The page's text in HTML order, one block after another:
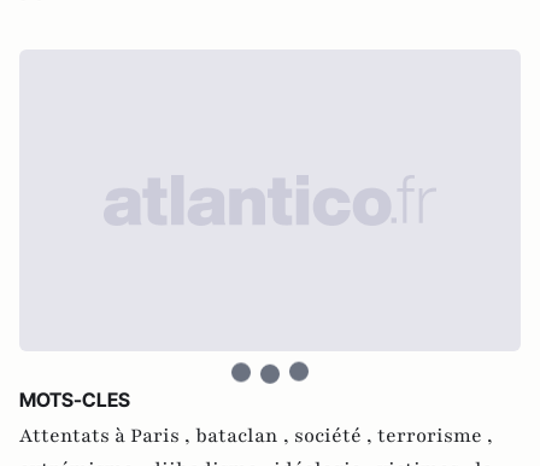
MOTS-CLES
Attentats à Paris , bataclan , société , terrorisme ,